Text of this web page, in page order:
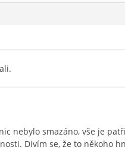
nebylo smazáno, vše je
Divím se, že to někoho